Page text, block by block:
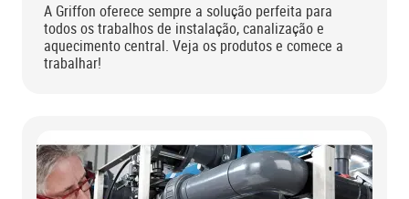
A Griffon oferece sempre a solução perfeita para
todos os trabalhos de instalação, canalização e
aquecimento central. Veja os produtos e comece a
trabalhar!